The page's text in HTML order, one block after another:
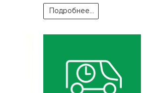
Подробнее...